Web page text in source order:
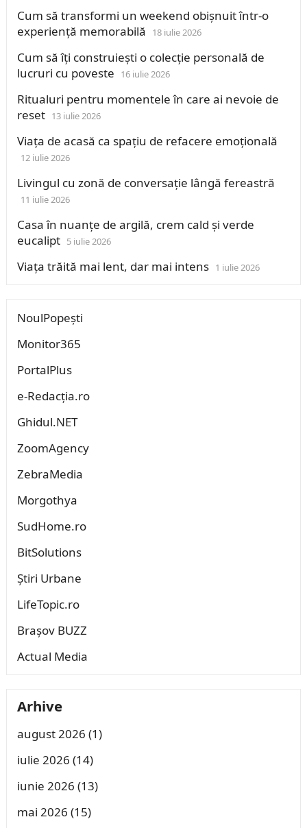
Cum să transformi un weekend obișnuit într-o
experiență memorabilă
18 iulie 2026
Cum să îți construiești o colecție personală de
lucruri cu poveste
16 iulie 2026
Ritualuri pentru momentele în care ai nevoie de
reset 13 iulie 2026
Viața de acasă ca spațiu de refacere emoțională
12 iulie 2026
Livingul cu zonă de conversație lângă fereastră
11 iulie 2026
Casa în nuanțe de argilă, crem cald și verde
eucalipt 5 iulie 2026
Viața trăită mai lent, dar mai intens 1 iulie 2026
NoulPopești
Monitor365
PortalPlus
e-Redacția.ro
Ghidul.NET
ZoomAgency
ZebraMedia
Morgothya
SudHome.ro
BitSolutions
Știri Urbane
LifeTopic.ro
Brașov BUZZ
Actual Media
Arhive
august 2026 (1)
iulie 2026 (14)
iunie 2026 (13)
mai 2026 (15)